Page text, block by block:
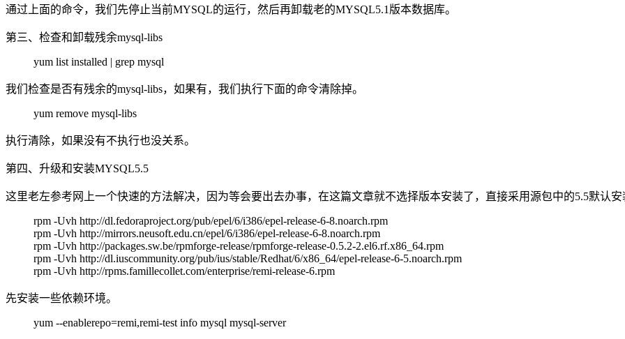
通过上面的命令，我们先停止当前MYSQL的运行，然后再卸载老的MYSQL5.1版本数据库。
第三、检查和卸载残余mysql-libs
yum list installed | grep mysql
我们检查是否有残余的mysql-libs，如果有，我们执行下面的命令清除掉。
yum remove mysql-libs
执行清除，如果没有不执行也没关系。
第四、升级和安装MYSQL5.5
这里老左参考网上一个快速的方法解决，因为等会要出去办事，在这篇文章就不选择版本安装了，直接采用源包中的5.5默认安
rpm -Uvh http://dl.fedoraproject.org/pub/epel/6/i386/epel-release-6-8.noarch.rpm
rpm -Uvh http://mirrors.neusoft.edu.cn/epel/6/i386/epel-release-6-8.noarch.rpm
rpm -Uvh http://packages.sw.be/rpmforge-release/rpmforge-release-0.5.2-2.el6.rf.x86_64.rpm
rpm -Uvh http://dl.iuscommunity.org/pub/ius/stable/Redhat/6/x86_64/epel-release-6-5.noarch.rpm
rpm -Uvh http://rpms.famillecollet.com/enterprise/remi-release-6.rpm
先安装一些依赖环境。
yum --enablerepo=remi,remi-test info mysql mysql-server